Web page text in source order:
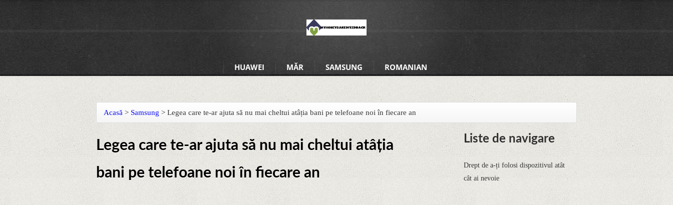
HUAWEI MĂR SAMSUNG ROMANIAN
Acasă > Samsung > Legea care te-ar ajuta să nu mai cheltui atâția bani pe telefoane noi în fiecare an
Legea care te-ar ajuta să nu mai cheltui atâția
bani pe telefoane noi în fiecare an
Liste de navigare
Drept de a-ți folosi dispozitivul atât
cât ai nevoie